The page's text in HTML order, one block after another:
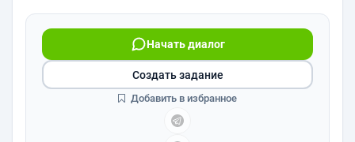
Начать диалог
Создать задание
Добавить в избранное